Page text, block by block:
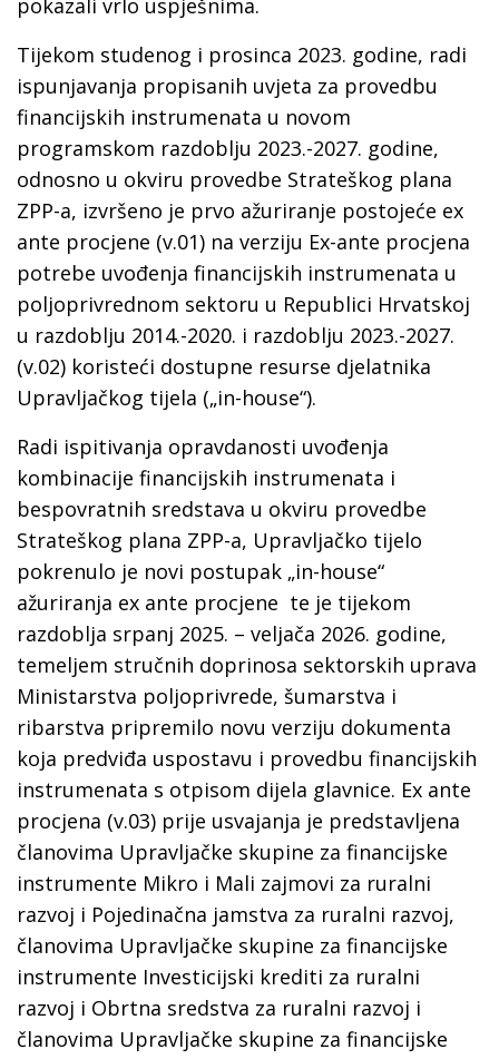
Tijekom studenog i prosinca 2023. godine, radi
ispunjavanja propisanih uvjeta za provedbu
financijskih instrumenata u novom
programskom razdoblju 2023.-2027. godine,
odnosno u okviru provedbe Strateškog plana
ZPP-a, izvršeno je prvo ažuriranje postojeće ex
ante procjene (v.01) na verziju Ex-ante procjena
potrebe uvođenja financijskih instrumenata u
poljoprivrednom sektoru u Republici Hrvatskoj
u razdoblju 2014.-2020. i razdoblju 2023.-2027.
(v.02) koristeći dostupne resurse djelatnika
Upravljačkog tijela („in-house“).
Radi ispitivanja opravdanosti uvođenja
kombinacije financijskih instrumenata i
bespovratnih sredstava u okviru provedbe
Strateškog plana ZPP-a, Upravljačko tijelo
pokrenulo je novi postupak „in-house“
ažuriranja ex ante procjene te je tijekom
razdoblja srpanj 2025. – veljača 2026. godine,
temeljem stručnih doprinosa sektorskih uprava
Ministarstva poljoprivrede, šumarstva i
ribarstva pripremilo novu verziju dokumenta
koja predviđa uspostavu i provedbu financijskih
instrumenata s otpisom dijela glavnice. Ex ante
procjena (v.03) prije usvajanja je predstavljena
članovima Upravljačke skupine za financijske
instrumente Mikro i Mali zajmovi za ruralni
razvoj i Pojedinačna jamstva za ruralni razvoj,
članovima Upravljačke skupine za financijske
instrumente Investicijski krediti za ruralni
razvoj i Obrtna sredstva za ruralni razvoj i
članovima Upravljačke skupine za financijske